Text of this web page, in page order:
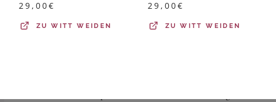
29,00€
ZUWITT WEIDEN
29,00€
ZUWITT WEIDEN